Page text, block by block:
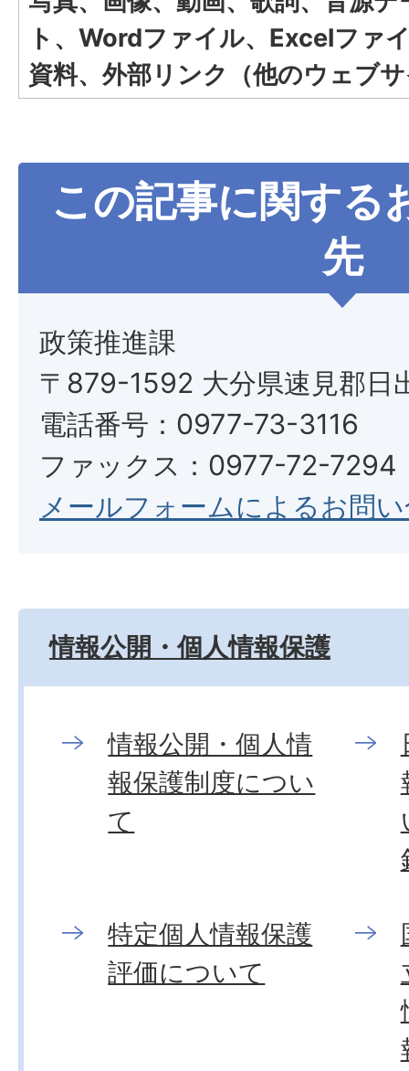
ト、Wordファイル、Excelファ
資料、外部リンク（他のウェブ
この記事に関する
先
政策推進課
〒879-1592 大分県速見郡日
電話番号：0977-73-3116
ファックス：0977-72-7294
メールフォームによるお問
情報公開・個人情報保護
情報公開・個人情
報保護制度につい
て
特定個人情報保護
評価について